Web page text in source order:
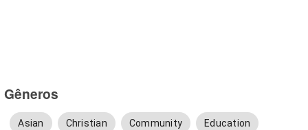
Gêneros
Asian Christian Community Education